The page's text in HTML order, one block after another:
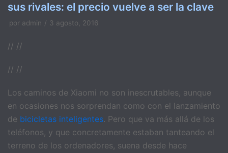
sus rivales: el precio vuelve a ser la clave
por admin 3 agosto, 2016
// //
// //
Los caminos de Xiaomi no son inescrutables, aunque
en ocasiones nos sorprendan como con el lanzamiento
de bicicletas inteligentes. Pero que va más allá de los
teléfonos, y que concretamente estaban tanteando el
terreno de los ordenadores, suena desde hace